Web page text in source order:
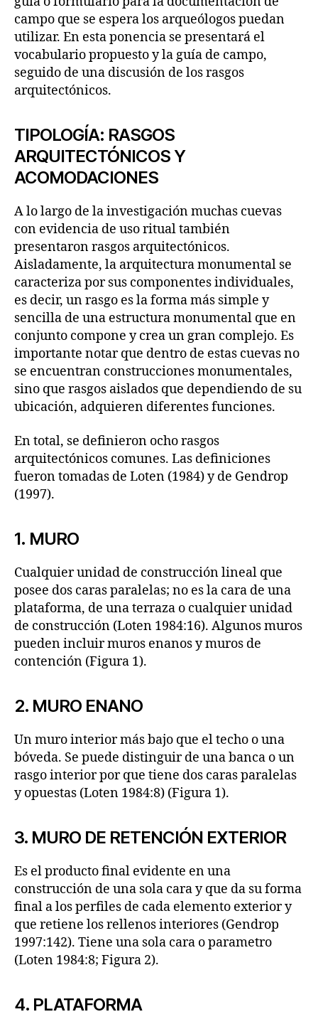
campo que se espera los arqueólogos puedan
utilizar. En esta ponencia se presentará el
vocabulario propuesto y la guía de campo,
seguido de una discusión de los rasgos
arquitectónicos.
TIPOLOGÍA: RASGOS
ARQUITECTÓNICOS Y
ACOMODACIONES
A lo largo de la investigación muchas cuevas
con evidencia de uso ritual también
presentaron rasgos arquitectónicos.
Aisladamente, la arquitectura monumental se
caracteriza por sus componentes individuales,
es decir, un rasgo es la forma más simple y
sencilla de una estructura monumental que en
conjunto compone y crea un gran complejo. Es
importante notar que dentro de estas cuevas no
se encuentran construcciones monumentales,
sino que rasgos aislados que dependiendo de su
ubicación, adquieren diferentes funciones.
En total, se definieron ocho rasgos
arquitectónicos comunes. Las definiciones
fueron tomadas de Loten (1984) y de Gendrop
(1997).
1. MURO
Cualquier unidad de construcción lineal que
posee dos caras paralelas; no es la cara de una
plataforma, de una terraza o cualquier unidad
de construcción (Loten 1984:16). Algunos muros
pueden incluir muros enanos y muros de
contención (Figura 1).
2. MURO ENANO
Un muro interior más bajo que el techo o una
bóveda. Se puede distinguir de una banca o un
rasgo interior por que tiene dos caras paralelas
y opuestas (Loten 1984:8) (Figura 1).
3. MURO DE RETENCIÓN EXTERIOR
Es el producto final evidente en una
construcción de una sola cara y que da su forma
final a los perfiles de cada elemento exterior y
que retiene los rellenos interiores (Gendrop
1997:142). Tiene una sola cara o parametro
(Loten 1984:8; Figura 2).
4. PLATAFORMA